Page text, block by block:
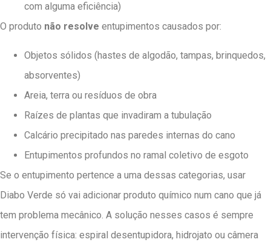
com alguma eficiência)
O produto não resolve entupimentos causados por:
Objetos sólidos (hastes de algodão, tampas, brinquedos,
absorventes)
Areia, terra ou resíduos de obra
Raízes de plantas que invadiram a tubulação
Calcário precipitado nas paredes internas do cano
Entupimentos profundos no ramal coletivo de esgoto
Se o entupimento pertence a uma dessas categorias, usar
Diabo Verde só vai adicionar produto químico num cano que já
tem problema mecânico. A solução nesses casos é sempre
intervenção física: espiral desentupidora, hidrojato ou câmera